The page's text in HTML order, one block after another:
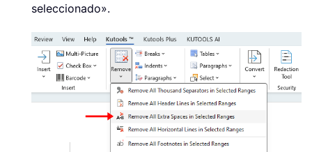
seleccionado».